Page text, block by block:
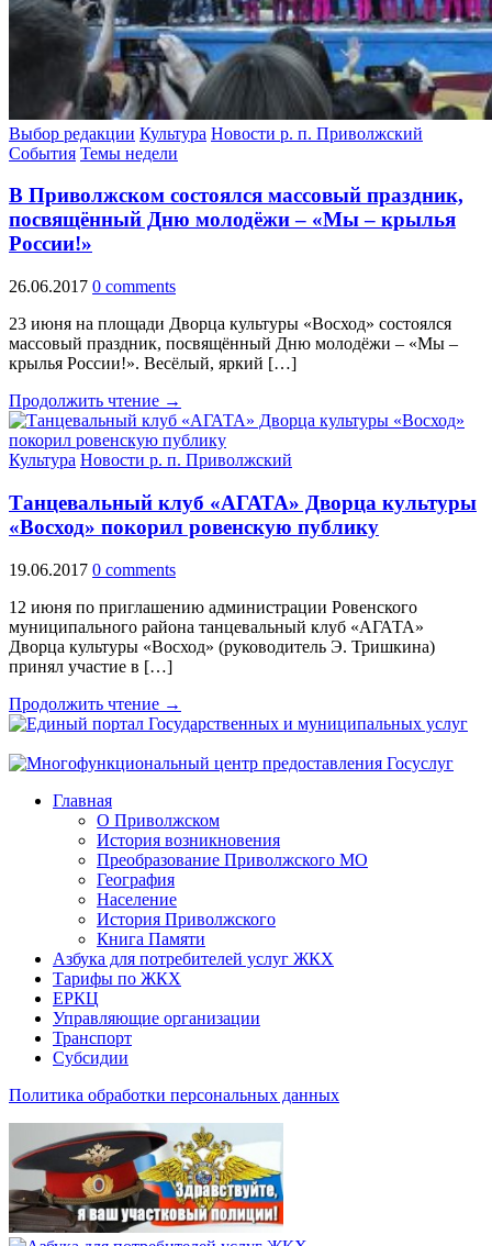
Выбор редакции Культура Новости р. п. Приволжский
События Темы недели
В Приволжском состоялся массовый праздник,
посвящённый Дню молодёжи – «Мы – крылья
России!»
26.06.2017 0 comments
23 июня на площади Дворца культуры «Восход» состоялся
массовый праздник, посвящённый Дню молодёжи – «Мы –
крылья России!». Весёлый, яркий […]
Продолжить чтение →
Культура Новости р. п. Приволжский
Танцевальный клуб «АГАТА» Дворца культуры
«Восход» покорил ровенскую публику
19.06.2017 0 comments
12 июня по приглашению администрации Ровенского
муниципального района танцевальный клуб «АГАТА»
Дворца культуры «Восход» (руководитель Э. Тришкина)
принял участие в […]
Продолжить чтение →
Главная
О Приволжском
История возникновения
Преобразование Приволжского МО
География
Население
История Приволжского
Книга Памяти
Азбука для потребителей услуг ЖКХ
Тарифы по ЖКХ
ЕРКЦ
Управляющие организации
Транспорт
Субсидии
Политика обработки персональных данных